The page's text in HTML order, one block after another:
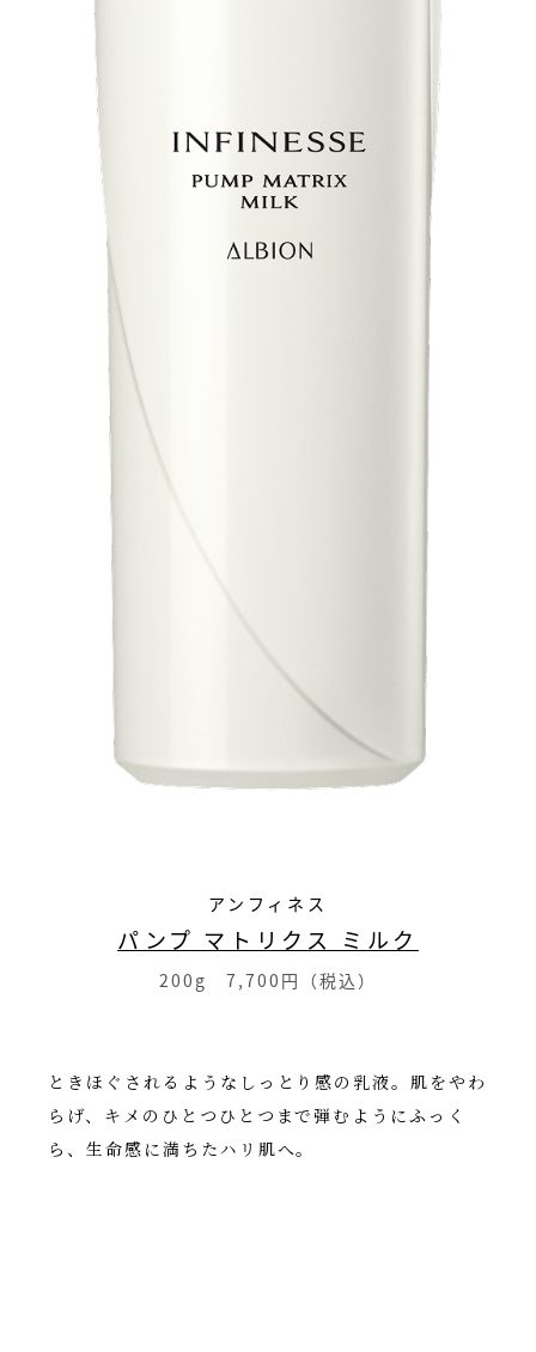
アンフィネス
パンプ マトリクス ミルク
200g 7,700円（税込）
ときほぐされるようなしっとり感の乳液。肌をやわ
らげ、キメのひとつひとつまで弾むようにふっく
ら、生命感に満ちたハリ肌へ。